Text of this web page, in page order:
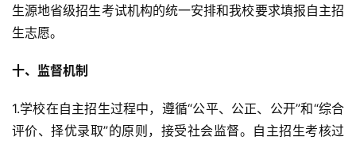
生源地省级招生考试机构的统一安排和我校要求填报自主招
生志愿。
十、监督机制
1.学校在自主招生过程中，遵循“公平、公正、公开”和“综合
评价、择优录取”的原则，接受社会监督。自主招生考核过